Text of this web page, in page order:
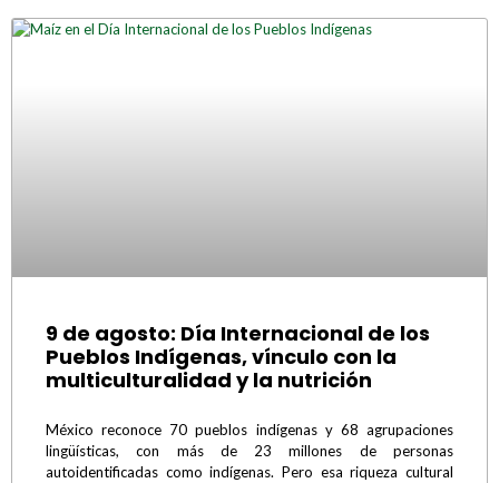
9 de agosto: Día Internacional de los
Pueblos Indígenas, vínculo con la
multiculturalidad y la nutrición
México reconoce 70 pueblos indígenas y 68 agrupaciones
lingüísticas, con más de 23 millones de personas
autoidentificadas como indígenas. Pero esa riqueza cultural